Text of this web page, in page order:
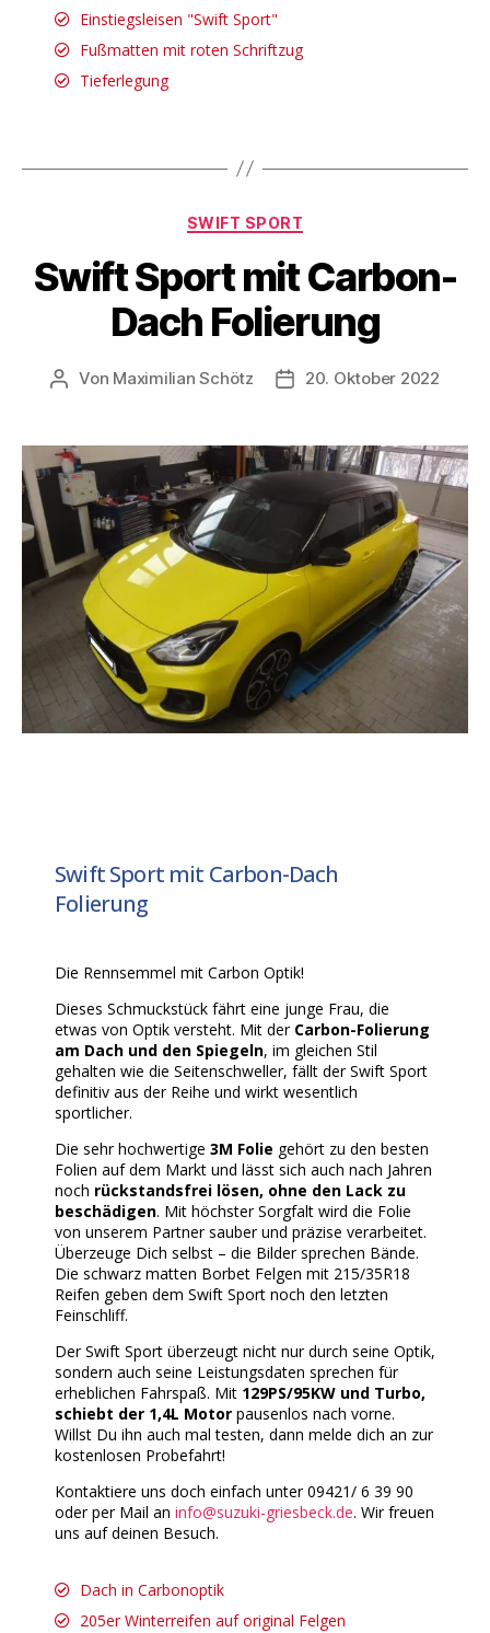
Einstiegsleisen "Swift Sport"
Fußmatten mit roten Schriftzug
Tieferlegung
SWIFT SPORT
Swift Sport mit Carbon-
Dach Folierung
Von Maximilian Schötz 20. Oktober 2022
Swift Sport mit Carbon-Dach
Folierung
Die Rennsemmel mit Carbon Optik!
Dieses Schmuckstück fährt eine junge Frau, die
etwas von Optik versteht. Mit der Carbon-Folierung
am Dach und den Spiegeln, im gleichen Stil
gehalten wie die Seitenschweller, fällt der Swift Sport
definitiv aus der Reihe und wirkt wesentlich
sportlicher.
Die sehr hochwertige 3M Folie gehört zu den besten
Folien auf dem Markt und lässt sich auch nach Jahren
noch rückstandsfrei lösen, ohne den Lack zu
beschädigen. Mit höchster Sorgfalt wird die Folie
von unserem Partner sauber und präzise verarbeitet.
Überzeuge Dich selbst – die Bilder sprechen Bände.
Die schwarz matten Borbet Felgen mit 215/35R18
Reifen geben dem Swift Sport noch den letzten
Feinschliff.
Der Swift Sport überzeugt nicht nur durch seine Optik,
sondern auch seine Leistungsdaten sprechen für
erheblichen Fahrspaß. Mit 129PS/95KW und Turbo,
schiebt der 1,4L Motor pausenlos nach vorne.
Willst Du ihn auch mal testen, dann melde dich an zur
kostenlosen Probefahrt!
Kontaktiere uns doch einfach unter 09421/ 6 39 90
oder per Mail an info@suzuki-griesbeck.de. Wir freuen
uns auf deinen Besuch.
Dach in Carbonoptik
205er Winterreifen auf original Felgen